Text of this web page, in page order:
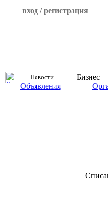
вход / регистрация
Новости Бизнес
Объявления